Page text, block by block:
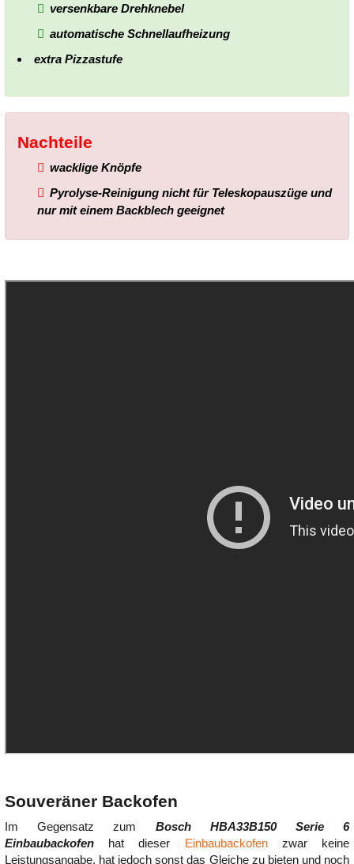
versenkbare Drehknebel
automatische Schnellaufheizung
extra Pizzastufe
Nachteile
wacklige Knöpfe
Pyrolyse-Reinigung nicht für Teleskopauszüge und
nur mit einem Backblech geeignet
Souveräner Backofen
Im Gegensatz zum Bosch HBA33B150 Serie 6
Einbaubackofen hat dieser Einbaubackofenzwar keine
Leistungsangabe, hat jedoch sonst das Gleiche zu bieten und noch